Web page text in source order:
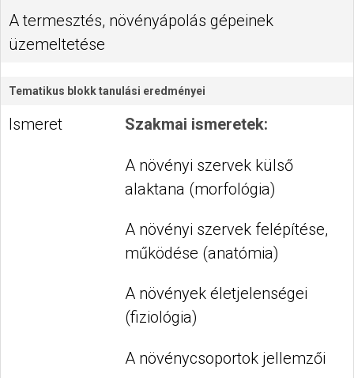
A termesztés, növényápolás gépeinek
üzemeltetése
Tematikus blokk tanulási eredményei
Ismeret Szakmai ismeretek:
A növényi szervek külső
alaktana (morfológia)
A növényi szervek felépítése,
működése (anatómia)
A növények életjelenségei
(fiziológia)
A növénycsoportok jellemzői